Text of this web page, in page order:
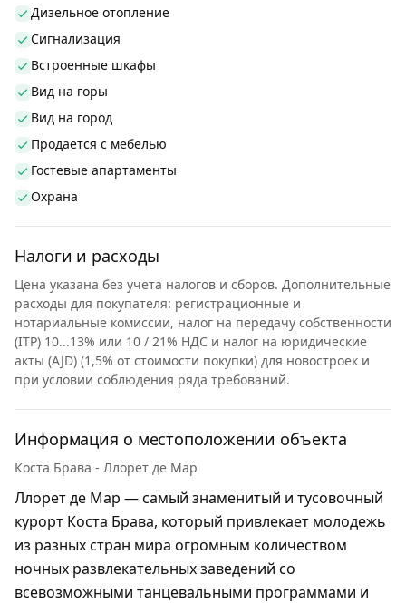
Дизельное отопление
Сигнализация
Встроенные шкафы
Вид на горы
Вид на город
Продается с мебелью
Гостевые апартаменты
Охрана
Налоги и расходы
Цена указана без учета налогов и сборов. Дополнительные
расходы для покупателя: регистрационные и
нотариальные комиссии, налог на передачу собственности
(ITP) 10...13% или 10 / 21% НДС и налог на юридические
акты (AJD) (1,5% от стоимости покупки) для новостроек и
при условии соблюдения ряда требований.
Информация о местоположении объекта
Коста Брава - Ллорет де Мар
Ллорет де Мар — самый знаменитый и тусовочный
курорт Коста Брава, который привлекает молодежь
из разных стран мира огромным количеством
ночных развлекательных заведений со
всевозможными танцевальными программами и